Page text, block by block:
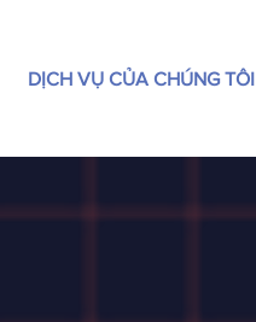
DỊCH VỤ CỦA CHÚNG TÔI